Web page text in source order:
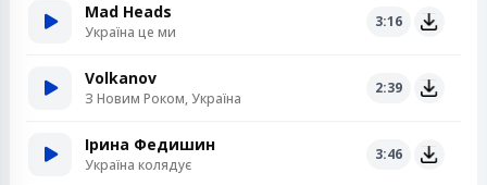
Mad Heads
Україна це ми
3:16
Volkanov
З Новим Роком, Україна
2:39
Ірина Федишин
Україна колядує
3:46